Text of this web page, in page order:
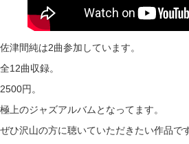
佐津間純は2曲参加しています。
全12曲収録。
2500円。
極上のジャズアルバムとなってます。
ぜひ沢山の方に聴いていただきたい作品です